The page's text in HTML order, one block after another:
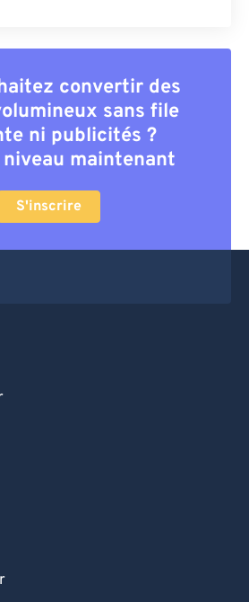
convertir des
sans file
ni publicités ?
maintenant
S'inscrire